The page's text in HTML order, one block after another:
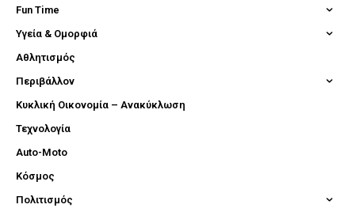
Fun Time
Υγεία & Ομορφιά
Αθλητισμός
Περιβάλλον
Κυκλική Οικονομία – Ανακύκλωση
Τεχνολογία
Auto-Moto
Κόσμος
Πολιτισμός